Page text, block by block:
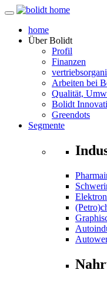
home
ÜberBolidt
Profil
Finanzen
Arbeiten bei
Qualität,
Bolidt
Greendots
Segmente